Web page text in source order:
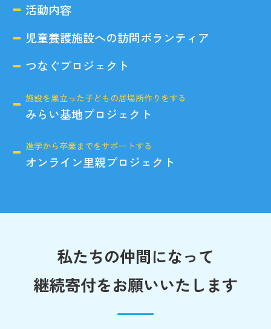
活動内容
児童養護施設への訪問ボランティア
つなぐプロジェクト
施設を巣立った子どもの居場所作りをする
みらい基地プロジェクト
進学から卒業までをサポートする
オンライン里親プロジェクト
私たちの仲間になって
継続寄付をお願いいたします